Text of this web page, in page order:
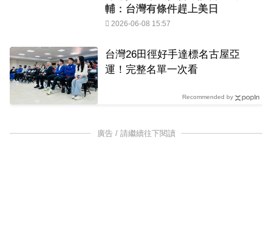
輔：台灣有條件趕上美日
2026-06-08 15:57
台灣26田徑好手達標名古屋亞
運！完整名單一次看
Recommended by
廣告 / 請繼續往下閱讀